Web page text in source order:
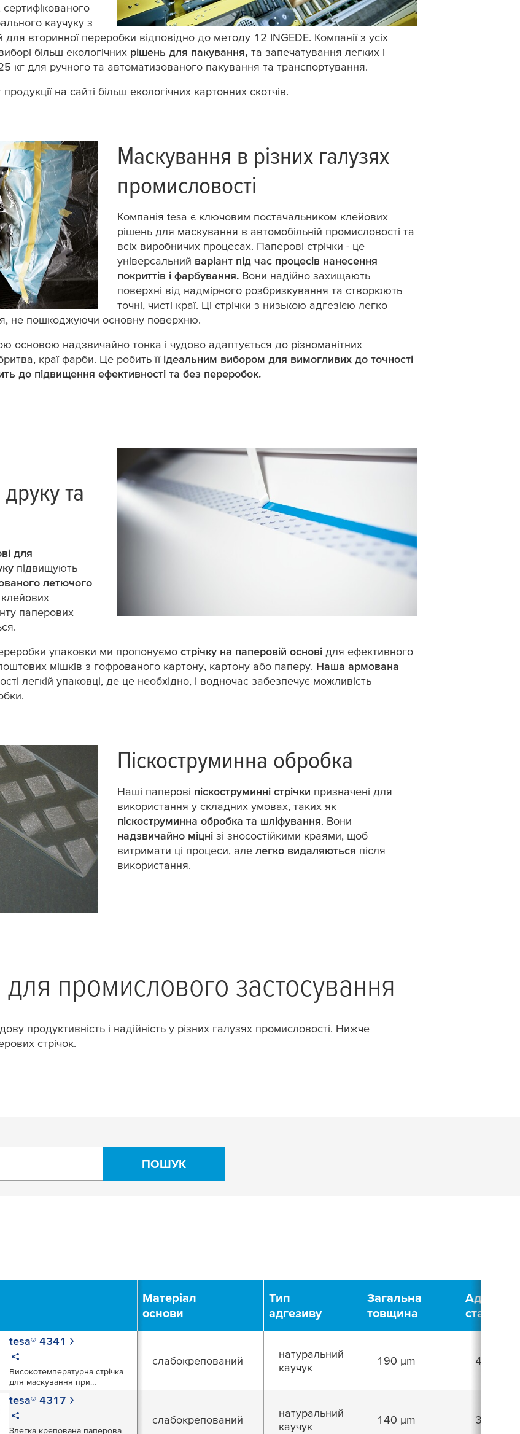
каучуку з
вторинної переробки відповідно до методу 12 INGEDE. Компанії з усіх
більш екологічних рішень для пакування, та запечатування легких і
кг для ручного та автоматизованого пакування та транспортування.
на сайті більш екологічних картонних скотчів.
Маскування в різних галузях
промисловості
Компанія tesa є ключовим постачальником клейових
рішень для маскування в автомобільній промисловості та
всіх виробничих процесах. Паперові стрічки - це
універсальний варіант під час процесів нанесення
покриттів і фарбування. Вони надійно захищають
поверхні від надмірного розбризкування та створюють
точні, чисті краї. Ці стрічки з низькою адгезією легко
не пошкоджуючи основну поверхню.
основою надзвичайно тонка і чудово адаптується до різноманітних
краї фарби. Це робить її ідеальним вибором для вимогливих до точності
до підвищення ефективності та без переробок.
та
для
підвищують
летючого
клейових
паперових
упаковки ми пропонуємо стрічку на паперовій основі для ефективного
мішків з гофрованого картону, картону або паперу. Наша армована
легкій упаковці, де це необхідно, і водночас забезпечує можливість
Піскоструминна обробка
Наші паперові піскоструминні стрічки призначені для
використання у складних умовах, таких як
піскоструминна обробка та шліфування. Вони
надзвичайно міцні зі зносостійкими краями, щоб
витримати ці процеси, але легко видаляються після
використання.
для промислового застосування
продуктивність і надійність у різних галузях промисловості. Нижче
стрічок.
ПОШУК
Матеріал
основи
Тип
адгезиву
Загальна
товщина
Адгезія
сталі
tesa® 4341
Високотемпературна стрічка
для маскування при
сушінням у печі до 140 °C
слабокрепований
натуральний
каучук
190 µm 4,7 N/cm
tesa® 4317
Злегка крепована паперова
слабокрепований
натуральний
каучук
140 µm 3,3 N/cm